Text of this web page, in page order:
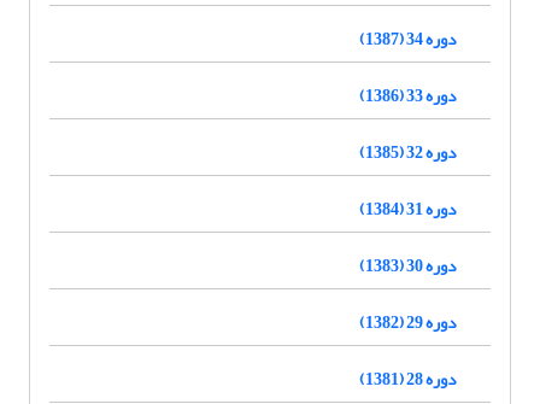
دوره 34 (1387)
دوره 33 (1386)
دوره 32 (1385)
دوره 31 (1384)
دوره 30 (1383)
دوره 29 (1382)
دوره 28 (1381)